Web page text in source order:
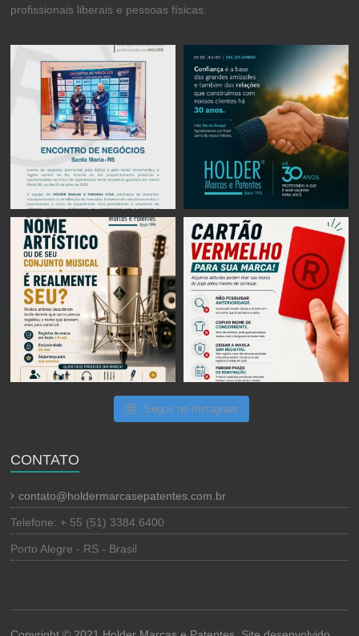
profissionais liberais e pessoas físicas.
Seguir no Instagram
CONTATO
contato@holdermarcasepatentes.com.br
Telefone: + 55 (51) 3384.6400
Porto Alegre - RS - Brasil